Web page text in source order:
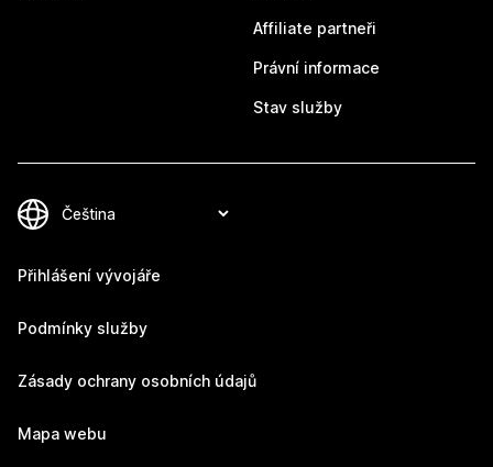
Affiliate partneři
Právní informace
Stav služby
Přihlášení vývojáře
Podmínky služby
Zásady ochrany osobních údajů
Mapa webu